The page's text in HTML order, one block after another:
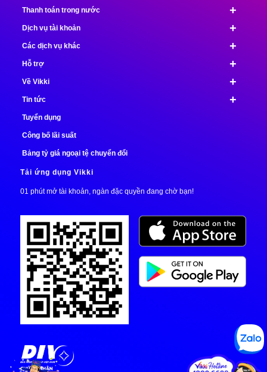
+
Thanh toán trong nước
+
Dịch vụ tài khoản
+
Các dịch vụ khác
+
Hỗ trợ
+
Về Vikki
+
Tin tức
Tuyển dụng
Công bố lãi suất
Bảng tỷ giá ngoại tệ chuyển đổi
Tải ứng dụng Vikki
01 phút mở tài khoản, ngàn đặc quyền đang chờ bạn!